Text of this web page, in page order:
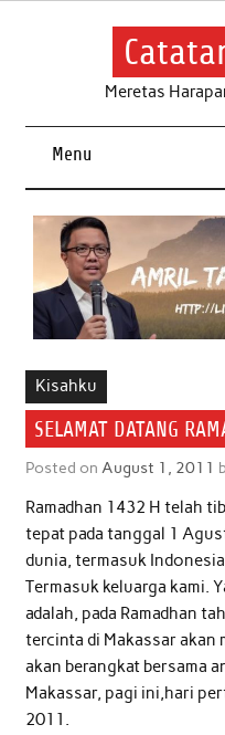
Skip
Meretas
Menu
Kisahku
SELAMAT DATANG
Posted on August 1, 2011
Ramadhan 1432 H telah
tepat pada tanggal 1
dunia, termasuk
Termasuk keluarga kami.
adalah, pada Ramadhan
tercinta di Makassar akan
akan berangkat bersama
Makassar, pagi ini,hari
2011.